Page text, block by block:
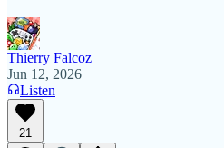
Thierry Falcoz
Jun 12, 2026
Listen
21